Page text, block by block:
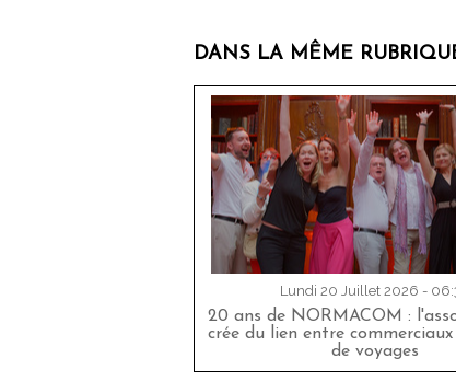
DANS LA MÊME
Lundi 20 Juillet 2026 -
20 ans de NORMACOM :
crée du lien entre commerciaux
de voyages